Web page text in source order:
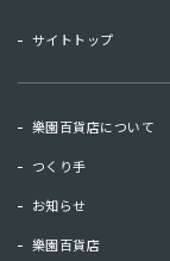
サイトトップ
樂園百貨店について
つくり手
お知らせ
樂園百貨店